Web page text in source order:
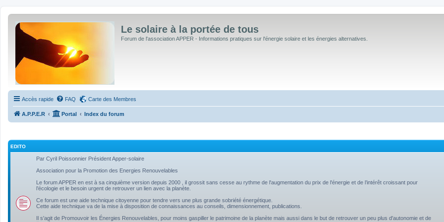
Le solaire à la portée de tous
Forum de l'association APPER - Informations pratiques sur l'énergie solaire et les énergies alternatives.
Accès rapide FAQ Carte des Membres
A.P.P.E.R Portal Index du forum
EDITO
Par Cyril Poissonnier Président Apper-solaire
Association pour la Promotion des Energies Renouvelables
Le forum APPER en est à sa cinquième version depuis 2000 , il grossit sans cesse au rythme de l'augmentation du prix de l'énergie et de l’intérêt croissant pour
l’écologie et le besoin urgent de retrouver un lien avec la planète.
Ce forum est une aide technique citoyenne pour tendre vers une plus grande sobriété énergétique.
Cette aide technique va de la mise à disposition de connaissances au conseils, dimensionnement, publications.
Il s'agit de Promouvoir les Énergies Renouvelables, pour moins gaspiller le patrimoine de la planète mais aussi dans le but de retrouver un peu plus d'autonomie et de